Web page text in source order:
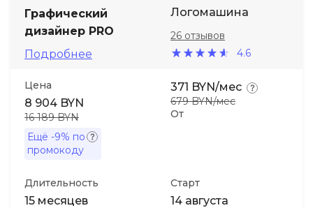
Графический
дизайнер PRO
Подробнее
Логомашина
4.6
26 отзывов
Цена
8 904 BYN
16 189 BYN
Ещё -9% по
промокоду
От
371 BYN/мес
679 BYN/мес
Длительность
15 месяцев
Старт
14 августа